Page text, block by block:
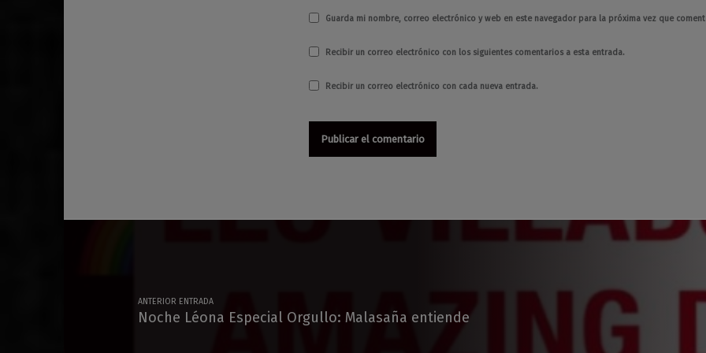
Guarda mi nombre, correo electrónico y web en este navegador para la próxima vez que
Recibir un correo electrónico con los siguientes comentarios a esta entrada.
Recibir un correo electrónico con cada nueva entrada.
Navegación de entradas
ANTERIOR ENTRADA
Noche Léona Especial Orgullo: Malasaña entiende